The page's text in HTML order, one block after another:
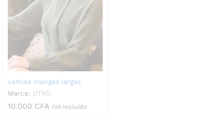
camisa mangas largas
Marca: OTRO
10.000 CFA IVA Incluido